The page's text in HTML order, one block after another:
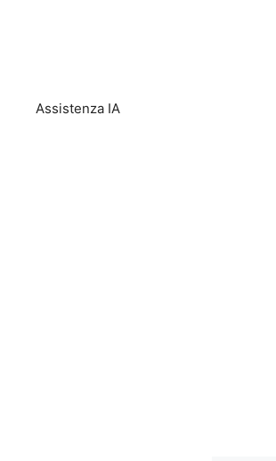
Assistenza IA